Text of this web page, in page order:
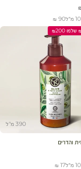
90 ₪
390 מ"ל
והדרים
17 ₪